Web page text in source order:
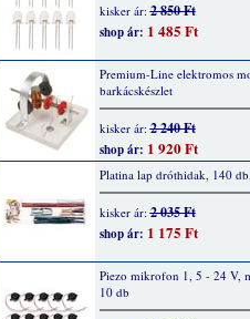
kisker ár:2 850 Ft
shop ár: 1 485 Ft
Premium-Line elektromos
barkácskészlet
kisker ár:2 240 Ft
shop ár: 1 920 Ft
Platina lap dróthidak, 140
kisker ár:2 035 Ft
shop ár: 1 175 Ft
Piezo mikrofon 1, 5 - 24 V,
10 db